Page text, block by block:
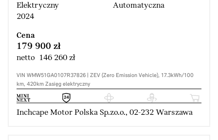
Elektryczny
2024
Automatyczna
Cena
179 900 zł
netto 146 260 zł
VIN WMW51GA0107R37826 | ZEV (Zero Emission Vehicle), 17.3kWh/100
km, 420km Zasięg elektryczny
Inchcape Motor Polska Sp.zo.o., 02-232 Warszawa